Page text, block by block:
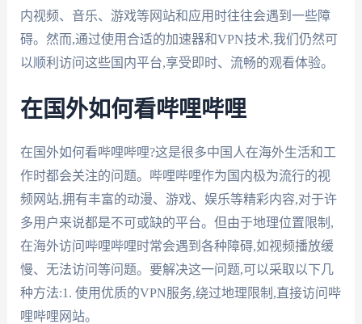
内视频、音乐、游戏等网站和应用时往往会遇到一些障
碍。然而,通过使用合适的加速器和VPN技术,我们仍然可
以顺利访问这些国内平台,享受即时、流畅的观看体验。
在国外如何看哔哩哔哩
在国外如何看哔哩哔哩?这是很多中国人在海外生活和工
作时都会关注的问题。哔哩哔哩作为国内极为流行的视
频网站,拥有丰富的动漫、游戏、娱乐等精彩内容,对于许
多用户来说都是不可或缺的平台。但由于地理位置限制,
在海外访问哔哩哔哩时常会遇到各种障碍,如视频播放缓
慢、无法访问等问题。要解决这一问题,可以采取以下几
种方法:1. 使用优质的VPN服务,绕过地理限制,直接访问哔
哩哔哩网站。